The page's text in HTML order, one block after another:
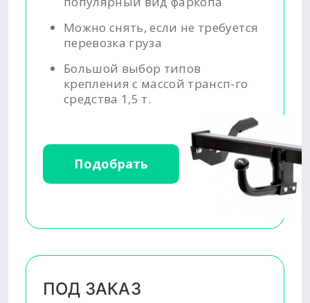
Можно снять, если не требуется
перевозка груза
Большой выбор типов
крепления с массой трансп-го
средства 1,5 т.
Подобрать
ПОД ЗАКАЗ